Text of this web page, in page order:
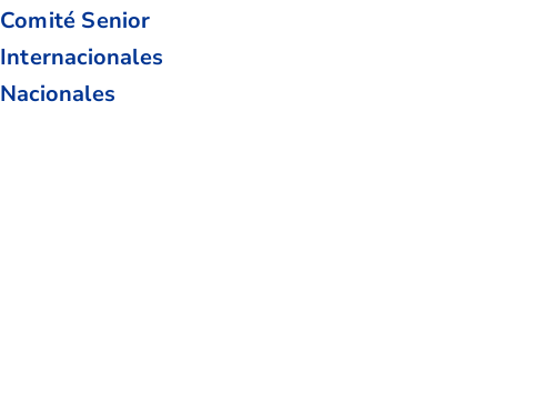
Comité Senior
Internacionales
Nacionales